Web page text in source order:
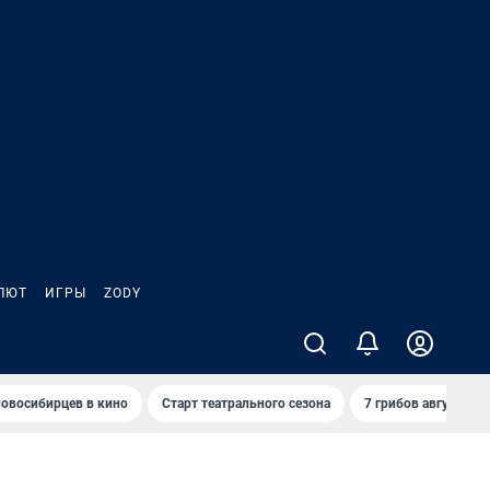
ИГРЫ ZODY
в кино Старт театрального сезона 7 грибов августа